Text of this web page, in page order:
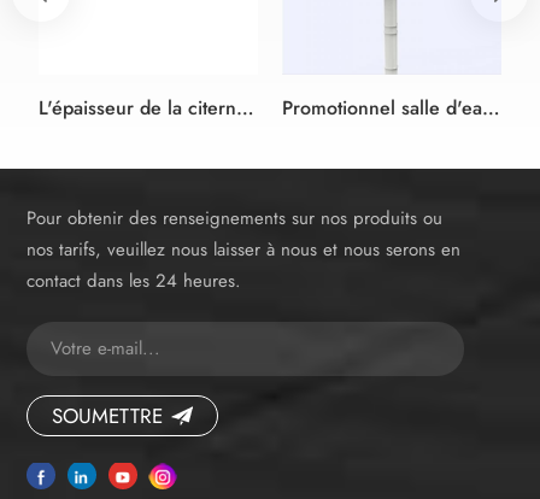
L'épaisseur de la citerne 90mm dissimulée dans le mur avec cadre universel pour mural salle de bain avec WC double chasse Promotionnel salle d'eau raccord de réservoir en plastique de toilette caché Citerne
Pour obtenir des renseignements sur nos produits ou
nos tarifs, veuillez nous laisser à nous et nous serons en
contact dans les 24 heures.
SOUMETTRE